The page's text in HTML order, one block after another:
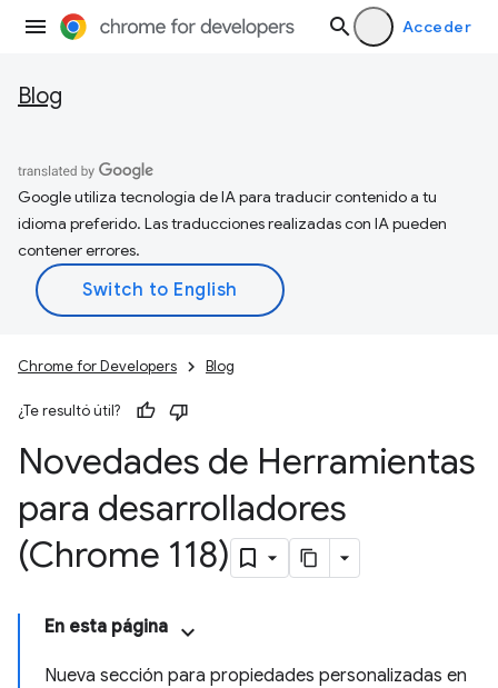
Acceder
Blog
Google utiliza tecnología de IA para traducir contenido a tu
idioma preferido. Las traducciones realizadas con IA pueden
contener errores.
Chrome for Developers Blog
¿Te resultó útil?
Novedades de Herramientas
para desarrolladores
(Chrome 118)
En esta página
Nueva sección para propiedades personalizadas en